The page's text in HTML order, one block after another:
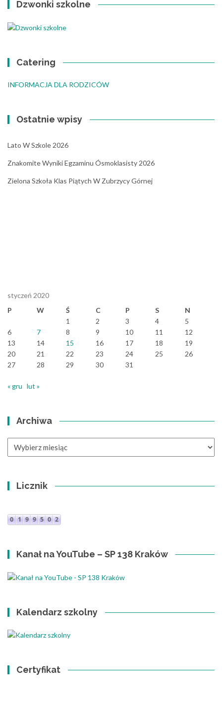
Dzwonki szkolne
Catering
INFORMACJA DLA RODZICÓW
Ostatnie wpisy
Lato W Szkole 2026
Znakomite Wyniki Egzaminu Ósmoklasisty 2026
Zielona Szkoła Klas Piątych W Zubrzycy Górnej
styczeń 2020
P
W Ś C P S
N
1
2 3 4
5
6
7 8 9 10 11
12
13
14 15 16 17 18
19
20
21 22 23 24 25
26
27
28 29 30 31
« gru lut »
Archiwa
Licznik
Kanał na YouTube – SP 138 Kraków
Kalendarz szkolny
Certyfikat